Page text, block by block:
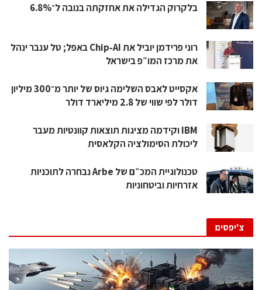
בלקרוק הגדילה את אחזקתה בנובה ל־6.8%
רוני פרידמן יוביל את Chip‑AI באפל; טל ענבר ינהל
את מרכז המו״פ בישראל
אקסייט לאבס השלימה גיוס של יותר מ־300 מיליון
דולר לפי שווי של 2.8 מיליארד דולר
IBM וקידמה מציגות תוצאות קוונטיות מעבר
ליכולת הסימולציה הקלאסית
טכנולוגיית המכ״ם של Arbe נבחרה לתוכניות
אזרחיות וביטחוניות
צ'יפסים